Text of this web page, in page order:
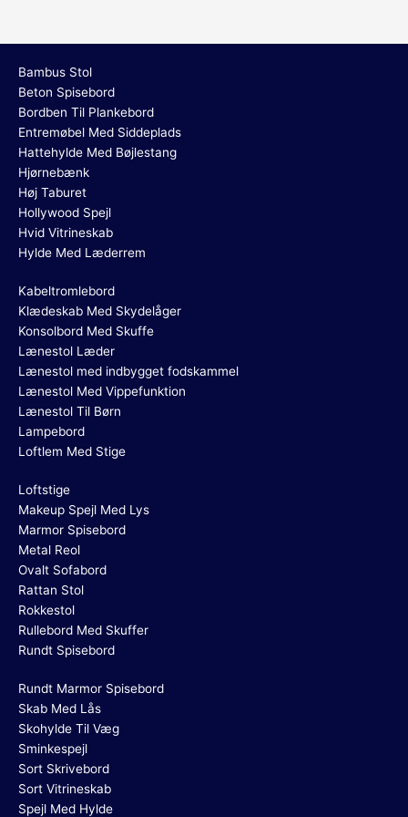
Bambus Stol
Beton Spisebord
Bordben Til Plankebord
Entremøbel Med Siddeplads
Hattehylde Med Bøjlestang
Hjørnebænk
Høj Taburet
Hollywood Spejl
Hvid Vitrineskab
Hylde Med Læderrem
Kabeltromlebord
Klædeskab Med Skydelåger
Konsolbord Med Skuffe
Lænestol Læder
Lænestol med indbygget fodskammel
Lænestol Med Vippefunktion
Lænestol Til Børn
Lampebord
Loftlem Med Stige
Loftstige
Makeup Spejl Med Lys
Marmor Spisebord
Metal Reol
Ovalt Sofabord
Rattan Stol
Rokkestol
Rullebord Med Skuffer
Rundt Spisebord
Rundt Marmor Spisebord
Skab Med Lås
Skohylde Til Væg
Sminkespejl
Sort Skrivebord
Sort Vitrineskab
Spejl Med Hylde